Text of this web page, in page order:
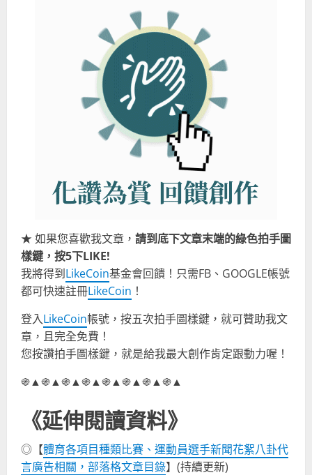
★ 如果您喜歡我文章， 請到底下文章末端的綠色拍手圖
樣鍵，按5下LIKE!
我將得到LikeCoin基金會回饋！只需FB、GOOGLE帳號
都可快速註冊LikeCoin ！
登入LikeCoin帳號，按五次拍手圖樣鍵，就可贊助我文
章，且完全免費！
您按讚拍手圖樣鍵，就是給我最大創作肯定跟動力喔！
֍▲֍▲֍▲֍▲֍▲֍▲֍▲֍▲
《延伸閱讀資料》
◎【體育各項目種類比賽、運動員選手新聞花絮八卦代
言廣告相關，部落格文章目錄】(持續更新)